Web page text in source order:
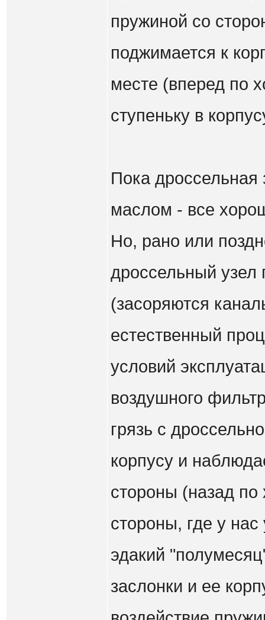
пружиной со
поджимается к
месте (вперед по
ступеньку в
Пока
маслом - все
Но, рано или
дроссельный узел
(засоряются
естественный
условий
воздушного
грязь с
корпусу и
стороны (назад
стороны, где у
эдакий
заслонки и ее